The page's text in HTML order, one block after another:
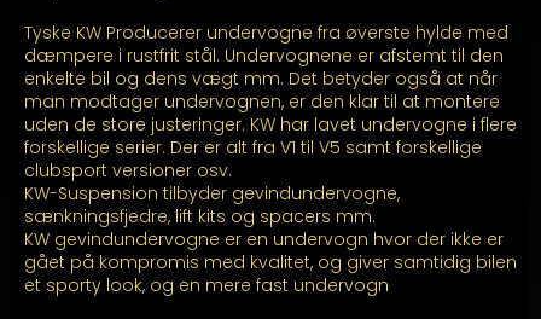
kr. 25.499,00
Tyske KW Producerer undervogne fra øverste hylde med
dæmpere i rustfrit stål. Undervognene er afstemt til den
enkelte bil og dens vægt mm. Det betyder også at når
man modtager undervognen, er den klar til at montere
uden de store justeringer. KW har lavet undervogne i flere
forskellige serier. Der er alt fra V1 til V5 samt forskellige
clubsport versioner osv.
KW-Suspension tilbyder gevindundervogne,
sænkningsfjedre, lift kits og spacers mm.
KW gevindundervogne er en undervogn hvor der ikke er
gået på kompromis med kvalitet, og giver samtidig bilen
et sporty look, og en mere fast undervogn